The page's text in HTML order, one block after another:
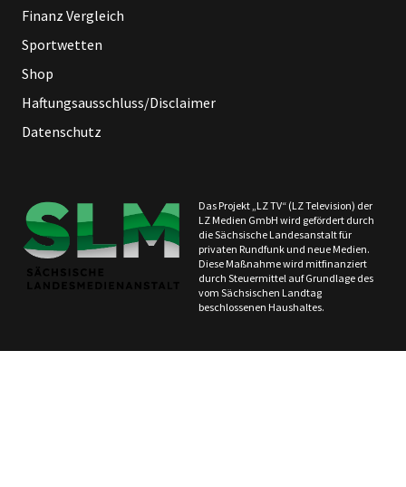
Finanz Vergleich
Sportwetten
Shop
Haftungsausschluss/Disclaimer
Datenschutz
Das Projekt „LZ TV“ (LZ Television) der
LZ Medien GmbH wird gefördert durch
die Sächsische Landesanstalt für
privaten Rundfunk und neue Medien.
Diese Maßnahme wird mitfinanziert
durch Steuermittel auf Grundlage des
vom Sächsischen Landtag
beschlossenen Haushaltes.